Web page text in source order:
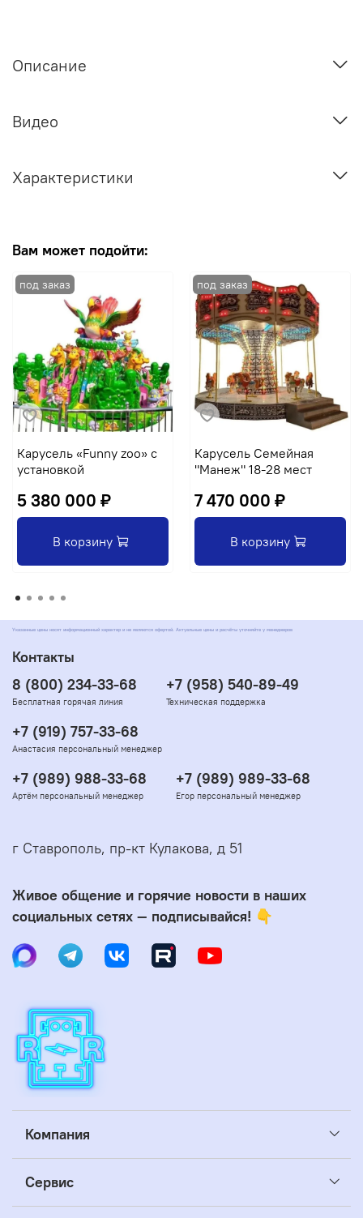
Описание
Видео
Характеристики
Вам может подойти:
Карусель «Funny zoo» с
установкой
5 380 000 ₽
В корзину
Карусель Семейная
"Манеж" 18-28 мест
7 470 000 ₽
В корзину
Указанные цены носят информационный характер и не являются офертой. Актуальные цены и расчёты уточняйте у менеджеров
Компания
Сервис
Контакты
8 (800) 234-33-68
Бесплатная горячая линия
+7 (958) 540-89-49
Техническая поддержка
+7 (919) 757-33-68
Анастасия персональный менеджер
+7 (989) 988-33-68
Артём персональный менеджер
+7 (989) 989-33-68
Егор персональный менеджер
г Ставрополь, пр-кт Кулакова, д 51
Живое общение и горячие новости в наших
социальных сетях — подписывайся! 👇